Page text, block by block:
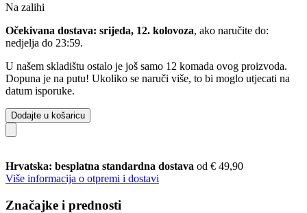
Na zalihi
Očekivana dostava: srijeda, 12. kolovoza, ako naručite do:
nedjelja do 23:59.
U našem skladištu ostalo je još samo 12 komada ovog proizvoda.
Dopuna je na putu! Ukoliko se naruči više, to bi moglo utjecati na
datum isporuke.
Dodajte u košaricu
Hrvatska: besplatna standardna dostava od € 49,90
Više informacija o otpremi i dostavi
Značajke i prednosti